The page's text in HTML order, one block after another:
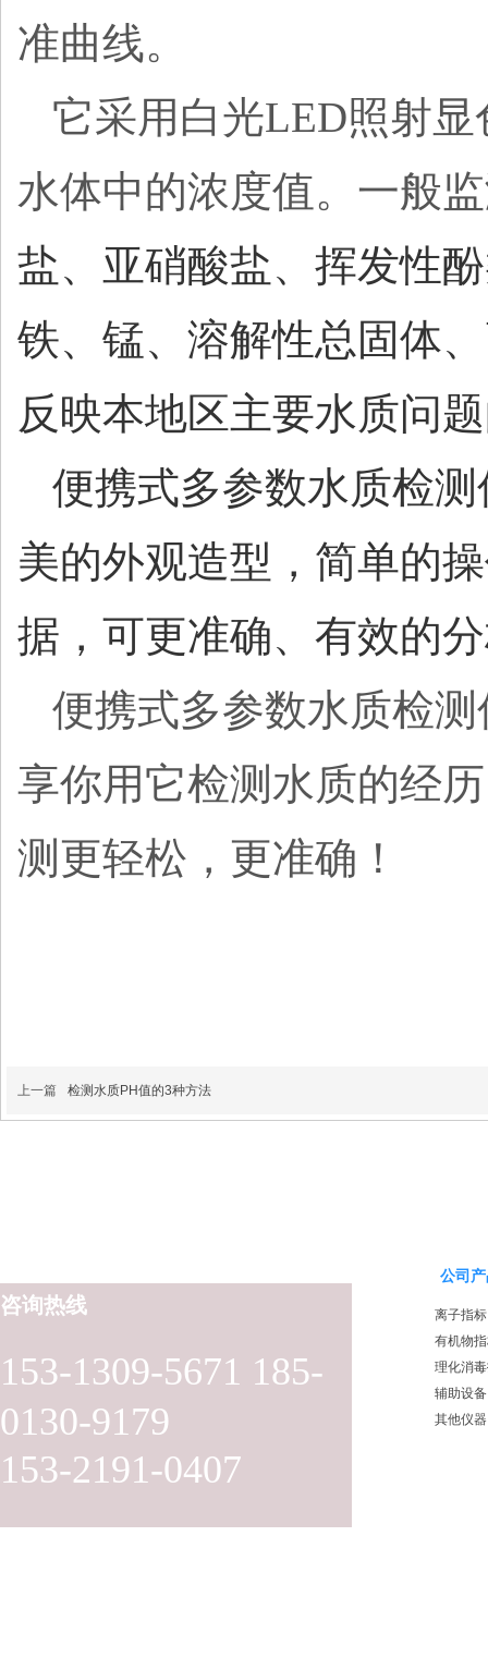
准曲线。
它采用白光LED照射
水体中的浓度值。一般
盐、亚硝酸盐、挥发性
铁、锰、溶解性总固体
反映本地区主要水质问
便携式多参数水质检测
美的外观造型，简单的
据，可更准确、有效的
便携式多参数水质检
享你用它检测水质的经
测更轻松，更准确！
上一篇 检测水质PH值的3种方法
153-1309-5671 185-
0130-9179
153-2191-0407
咨询热线
公司
离子指标
有机物
理化消
辅助设备
其他仪器